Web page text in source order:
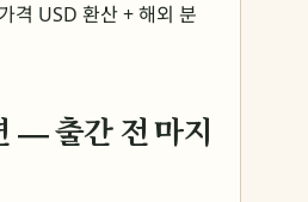
격 USD 환산 + 해외 분
— 출간 전 마지